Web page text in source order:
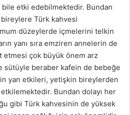
etki edebilmektedir. Bundan
Türk kahvesi
düzeylerde içmelerini telkin
yanı sıra emziren annelerin de
etmesi çok büyük önem arz
sütüyle beraber kafein de bebeğe
yan etkileri, yetişkin bireylerden
Bundan dolayı her
gibi Türk kahvesinin de yüksek